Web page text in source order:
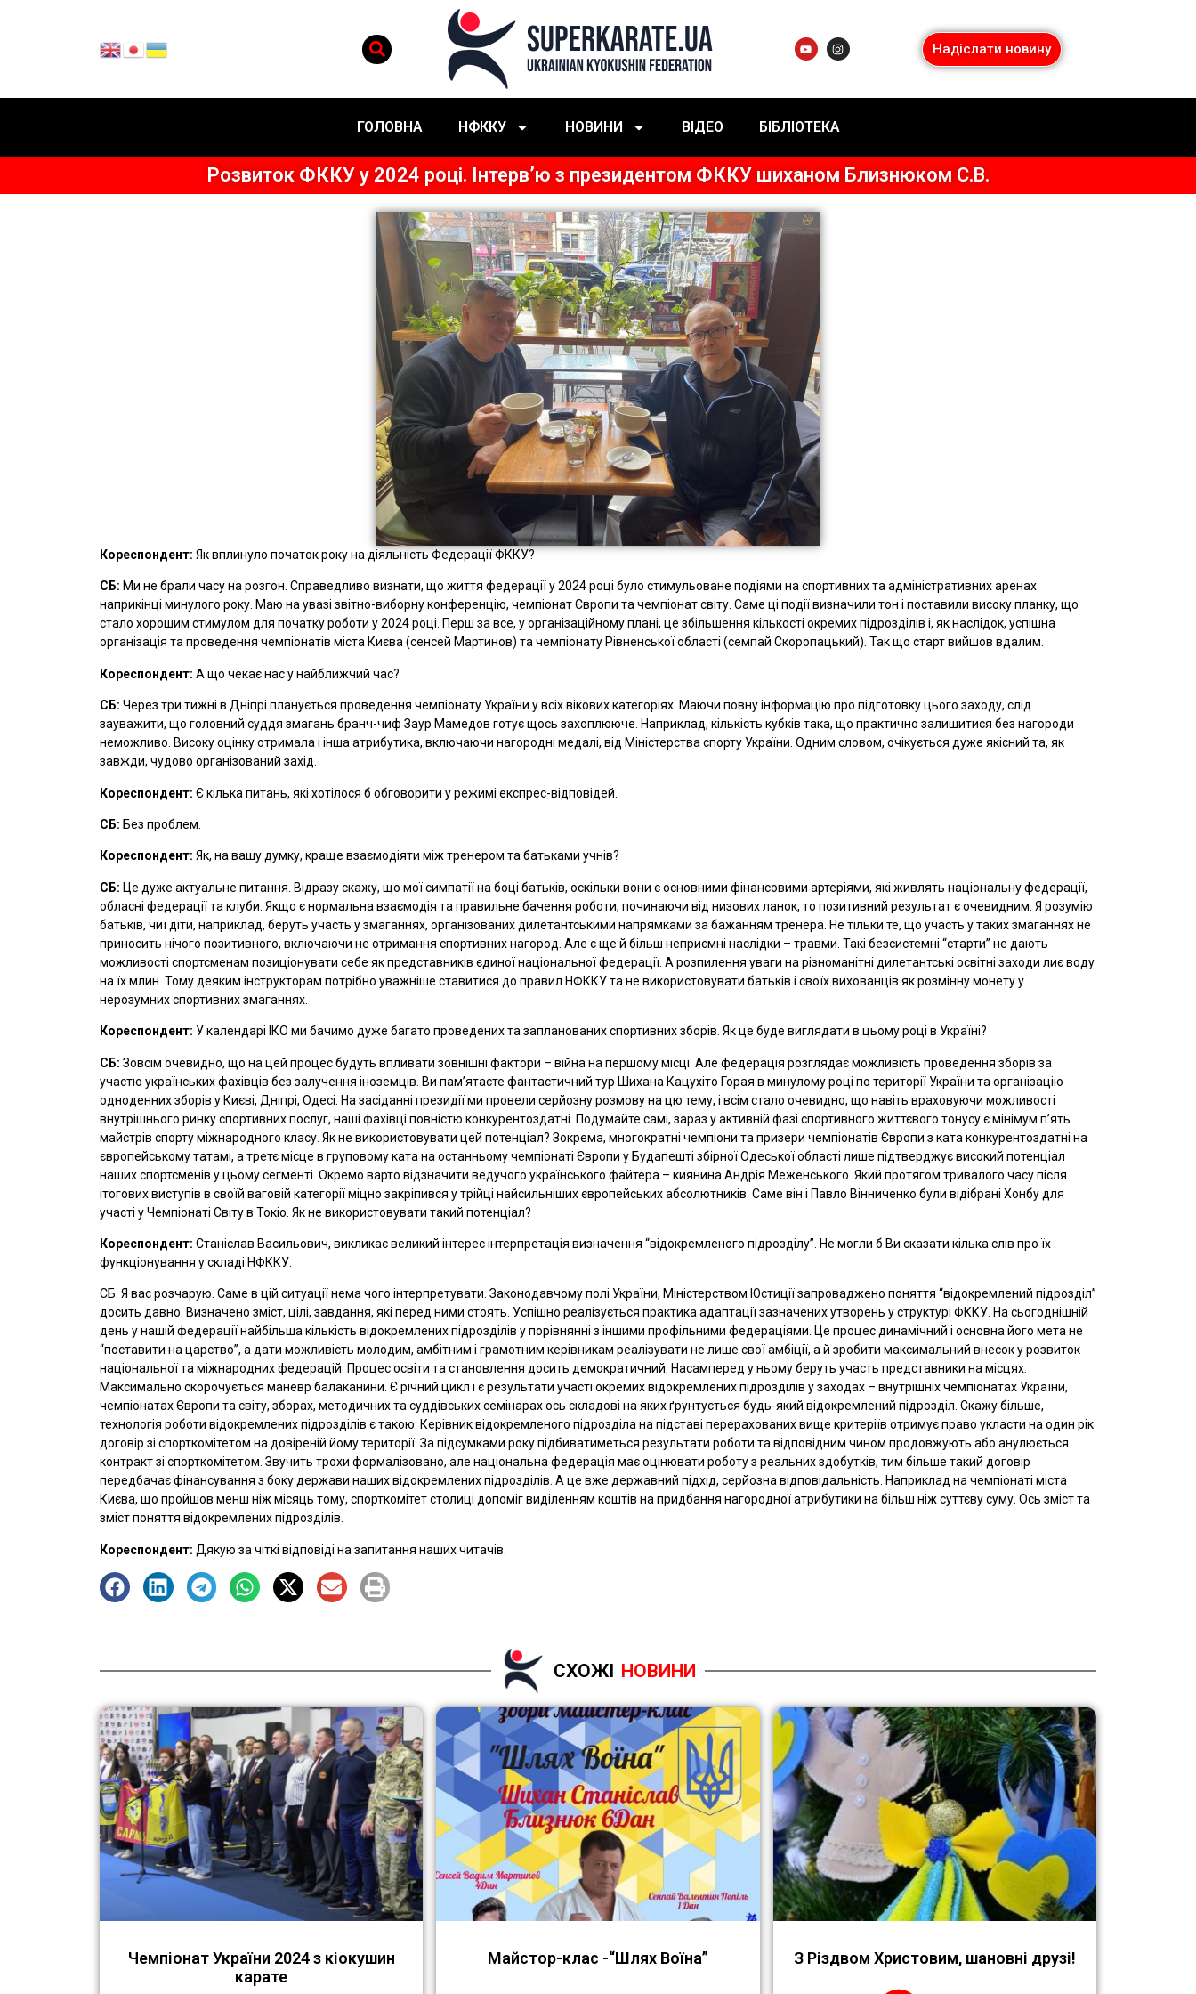
Надіслати новину
ГОЛОВНА НФККУ НОВИНИ ВІДЕО БІБЛІОТЕКА
Розвиток ФККУ у 2024 році. Інтерв’ю з президентом ФККУ шиханом Близнюком С.В.
Кореспондент: Як вплинуло початок року на діяльність Федерації ФККУ?
СБ: Ми не брали часу на розгон. Справедливо визнати, що життя федерації у 2024 році було стимульоване подіями на спортивних та адміністративних аренах
наприкінці минулого року. Маю на увазі звітно-виборну конференцію, чемпіонат Європи та чемпіонат світу. Саме ці події визначили тон і поставили високу планку, що
стало хорошим стимулом для початку роботи у 2024 році. Перш за все, у організаційному плані, це збільшення кількості окремих підрозділів і, як наслідок, успішна
організація та проведення чемпіонатів міста Києва (сенсей Мартинов) та чемпіонату Рівненської області (семпай Скоропацький). Так що старт вийшов вдалим.
Кореспондент: А що чекає нас у найближчий час?
СБ: Через три тижні в Дніпрі планується проведення чемпіонату України у всіх вікових категоріях. Маючи повну інформацію про підготовку цього заходу, слід
зауважити, що головний суддя змагань бранч-чиф Заур Мамедов готує щось захоплююче. Наприклад, кількість кубків така, що практично залишитися без нагороди
неможливо. Високу оцінку отримала і інша атрибутика, включаючи нагородні медалі, від Міністерства спорту України. Одним словом, очікується дуже якісний та, як
завжди, чудово організований захід.
Кореспондент: Є кілька питань, які хотілося б обговорити у режимі експрес-відповідей.
СБ: Без проблем.
Кореспондент: Як, на вашу думку, краще взаємодіяти між тренером та батьками учнів?
СБ: Це дуже актуальне питання. Відразу скажу, що мої симпатії на боці батьків, оскільки вони є основними фінансовими артеріями, які живлять національну федерації,
обласні федерації та клуби. Якщо є нормальна взаємодія та правильне бачення роботи, починаючи від низових ланок, то позитивний результат є очевидним. Я розумію
батьків, чиї діти, наприклад, беруть участь у змаганнях, організованих дилетантськими напрямками за бажанням тренера. Не тільки те, що участь у таких змаганнях не
приносить нічого позитивного, включаючи не отримання спортивних нагород. Але є ще й більш неприємні наслідки – травми. Такі безсистемні “старти” не дають
можливості спортсменам позиціонувати себе як представників єдиної національної федерації. А розпилення уваги на різноманітні дилетантські освітні заходи лиє воду
на їх млин. Тому деяким інструкторам потрібно уважніше ставитися до правил НФККУ та не використовувати батьків і своїх вихованців як розмінну монету у
нерозумних спортивних змаганнях.
Кореспондент: У календарі ІКО ми бачимо дуже багато проведених та запланованих спортивних зборів. Як це буде виглядати в цьому році в Україні?
СБ: Зовсім очевидно, що на цей процес будуть впливати зовнішні фактори – війна на першому місці. Але федерація розглядає можливість проведення зборів за
участю українських фахівців без залучення іноземців. Ви пам’ятаєте фантастичний тур Шихана Кацухіто Горая в минулому році по території України та організацію
одноденних зборів у Києві, Дніпрі, Одесі. На засіданні президії ми провели серйозну розмову на цю тему, і всім стало очевидно, що навіть враховуючи можливості
внутрішнього ринку спортивних послуг, наші фахівці повністю конкурентоздатні. Подумайте самі, зараз у активній фазі спортивного життєвого тонусу є мінімум п’ять
майстрів спорту міжнародного класу. Як не використовувати цей потенціал? Зокрема, многократні чемпіони та призери чемпіонатів Європи з ката конкурентоздатні на
європейському татамі, а третє місце в груповому ката на останньому чемпіонаті Європи у Будапешті збірної Одеської області лише підтверджує високий потенціал
наших спортсменів у цьому сегменті. Окремо варто відзначити ведучого українського файтера – киянина Андрія Меженського. Який протягом тривалого часу після
ітогових виступів в своїй ваговій категорії міцно закріпився у трійці найсильніших європейських абсолютників. Саме він і Павло Вінниченко були відібрані Хонбу для
участі у Чемпіонаті Світу в Токіо. Як не використовувати такий потенціал?
Кореспондент: Станіслав Васильович, викликає великий інтерес інтерпретація визначення “відокремленого підрозділу”. Не могли б Ви сказати кілька слів про їх
функціонування у складі НФККУ.
СБ. Я вас розчарую. Саме в цій ситуації нема чого інтерпретувати. Законодавчому полі України, Міністерством Юстиції запроваджено поняття “відокремлений підрозділ”
досить давно. Визначено зміст, цілі, завдання, які перед ними стоять. Успішно реалізується практика адаптації зазначених утворень у структурі ФККУ. На сьогоднішній
день у нашій федерації найбільша кількість відокремлених підрозділів у порівнянні з іншими профільними федераціями. Це процес динамічний і основна його мета не
“поставити на царство”, а дати можливість молодим, амбітним і грамотним керівникам реалізувати не лише свої амбіції, а й зробити максимальний внесок у розвиток
національної та міжнародних федерацій. Процес освіти та становлення досить демократичний. Насамперед у ньому беруть участь представники на місцях.
Максимально скорочується маневр балаканини. Є річний цикл і є результати участі окремих відокремлених підрозділів у заходах – внутрішніх чемпіонатах України,
чемпіонатах Європи та світу, зборах, методичних та суддівських семінарах ось складові на яких ґрунтується будь-який відокремлений підрозділ. Скажу більше,
технологія роботи відокремлених підрозділів є такою. Керівник відокремленого підрозділа на підставі перерахованих вище критеріїв отримує право укласти на один рік
договір зі спорткомітетом на довіреній йому території. За підсумками року підбиватиметься результати роботи та відповідним чином продовжують або анулюється
контракт зі спорткомітетом. Звучить трохи формалізовано, але національна федерація має оцінювати роботу з реальних здобутків, тим більше такий договір
передбачає фінансування з боку держави наших відокремлених підрозділів. А це вже державний підхід, серйозна відповідальність. Наприклад на чемпіонаті міста
Києва, що пройшов менш ніж місяць тому, спорткомітет столиці допоміг виділенням коштів на придбання нагородної атрибутики на більш ніж суттєву суму. Ось зміст та
зміст поняття відокремлених підрозділів.
Кореспондент: Дякую за чіткі відповіді на запитання наших читачів.
СХОЖІ НОВИНИ
Чемпіонат України 2024 з кіокушин
карате
Майстор-клас -“Шлях Воїна” З Різдвом Христовим, шановні друзі!